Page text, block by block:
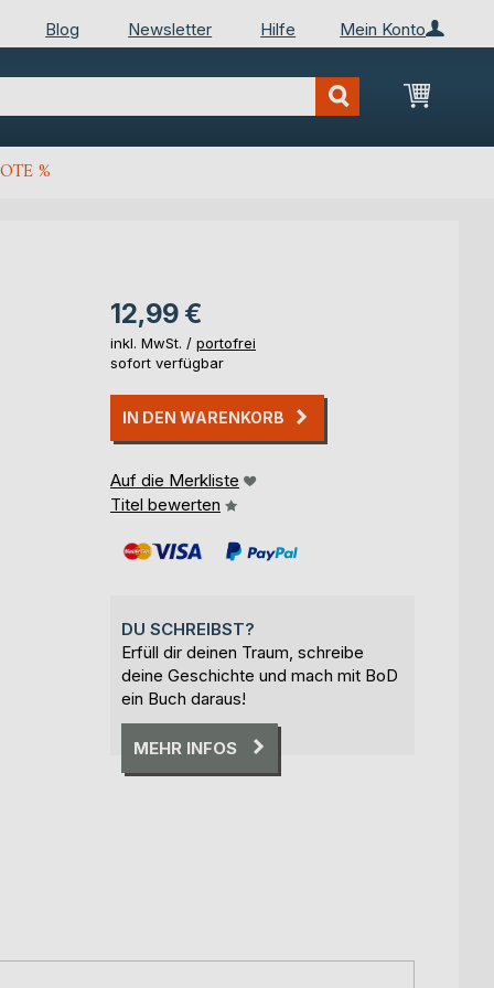
Mein Konto
Blog Newsletter Hilfe
Mein
%
12,99 €
inkl. MwSt. / portofrei
sofort verfügbar
IN DEN WARENKORB
Auf die Merkliste
Titel bewerten
DU SCHREIBST?
Erfüll dir deinen Traum, schreibe
deine Geschichte und mach mit BoD
ein Buch daraus!
MEHR INFOS